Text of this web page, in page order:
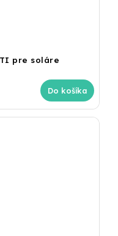
pre soláre
Do košíka